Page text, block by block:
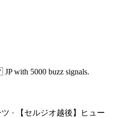
with 5000 buzz signals.
·
【セルジオ越後】ヒュー